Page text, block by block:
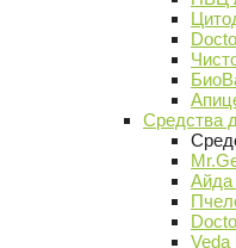
Средства
Айда
Veda